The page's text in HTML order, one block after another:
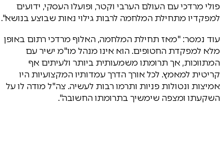
פולי מרדכי עם העולם הערבי וקטר, ופועלו העסקי, ידועים
למפקדיו מתחילת המלחמה לרבות גילוי נאות שבוצע בנושא".
עוד נמסר: "מאז תחילת המלחמה, האלוף מרדכי רתום באופן
מלא למפקדת החטופים. הוא אינו מנהל מו"מ ישיר עם
המתווכות, אך תרומתו משמעותית ביותר ולעיתים אף
קריטית למאמץ. לכל אורך הדרך עמדותיו המקצועיות היו
אמיצות ונטולות פניות ותרמו רבות לעשיה. צה"ל מודה לו על
השקעתו ומצפה שימשיך בתרומתו החשובה".